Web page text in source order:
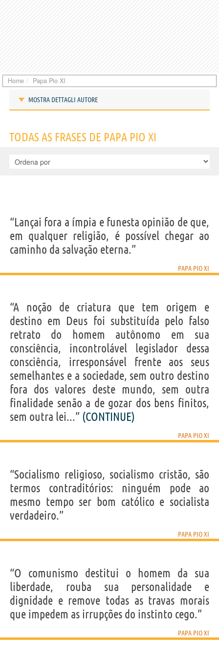
Home Papa Pio XI
MOSTRA DETTAGLI AUTORE
IDENTIKIT E DADOS PESSOAIS
Nome
Ambrogio Damiano Achille
Sobrenome Ratti
Apelido Pio XI
Título Papa
Gênero masculino
Frases, citações e aforismos de Papa Pio XI
5EM PORTUGUÊS
Personagens relacionados porPROFISSÃO CONTEÚDOS
TODAS AS FRASES DE PAPA PIO XI
“Lançai fora a ímpia e funesta opinião de que,
em qualquer religião, é possível chegar ao
caminho da salvação eterna.”
PAPA PIO XI
“A noção de criatura que tem origem e
destino em Deus foi substituída pelo falso
retrato do homem autônomo em sua
consciência, incontrolável legislador dessa
consciência, irresponsável frente aos seus
semelhantes e a sociedade, sem outro destino
fora dos valores deste mundo, sem outra
finalidade senão a de gozar dos bens finitos,
sem outra lei...” (CONTINUE)
PAPA PIO XI
“Socialismo religioso, socialismo cristão, são
termos contraditórios: ninguém pode ao
mesmo tempo ser bom católico e socialista
verdadeiro.”
PAPA PIO XI
“O comunismo destitui o homem da sua
liberdade, rouba sua personalidade e
dignidade e remove todas as travas morais
que impedem as irrupções do instinto cego.”
PAPA PIO XI